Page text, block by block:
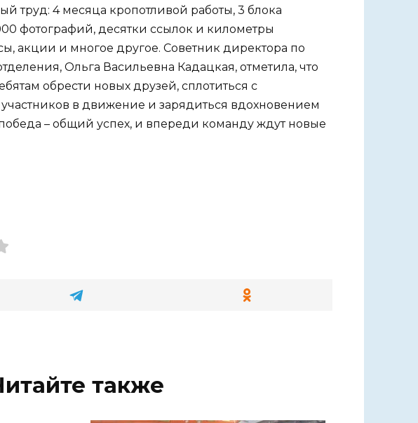
труд: 4 месяца кропотливой работы, 3 блока
фотографий, десятки ссылок и километры
акции и многое другое. Советник директора по
Ольга Васильевна Кадацкая, отметила, что
обрести новых друзей, сплотиться с
в движение и зарядиться вдохновением
– общий успех, и впереди команду ждут новые
также